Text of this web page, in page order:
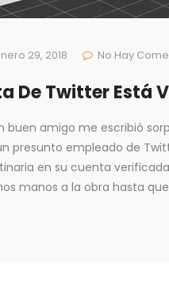
29, 2018 No Hay
De Twitter Está
buen amigo me escribió
presunto empleado de
en su cuenta
manos a la obra hasta